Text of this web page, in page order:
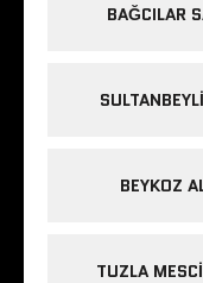
BAĞCILAR
BEYKOZ
TUZLA